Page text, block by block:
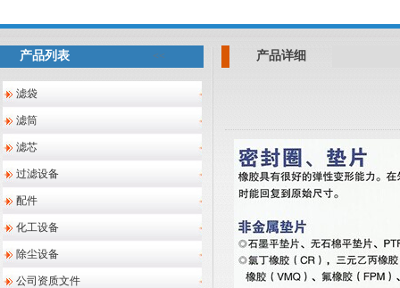
产品列表 <<
滤袋
滤筒
滤芯
过滤设备
配件
化工设备
除尘设备
公司资质文件
产品详细